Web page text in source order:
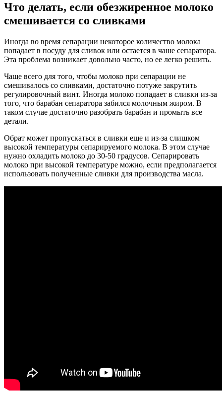
Что делать, если обезжиренное молоко
смешивается со сливками
Иногда во время сепарации некоторое количество молока
попадает в посуду для сливок или остается в чаше сепаратора.
Эта проблема возникает довольно часто, но ее легко решить.
Чаще всего для того, чтобы молоко при сепарации не
смешивалось со сливками, достаточно потуже закрутить
регулировочный винт. Иногда молоко попадает в сливки из-за
того, что барабан сепаратора забился молочным жиром. В
таком случае достаточно разобрать барабан и промыть все
детали.
Обрат может пропускаться в сливки еще и из-за слишком
высокой температуры сепарируемого молока. В этом случае
нужно охладить молоко до 30-50 градусов. Сепарировать
молоко при высокой температуре можно, если предполагается
использовать полученные сливки для производства масла.